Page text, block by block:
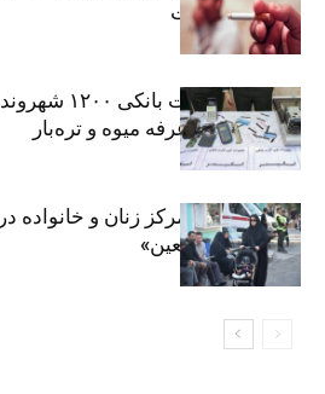
موادمخدر است
افشای اطلاعات بانکی ۱۲۰۰ شهروند
تهرانی در یک غرفه میوه و تره‌بار
روایت حضور مرکز زنان و خانواده در
«جاماندگان اربعین»